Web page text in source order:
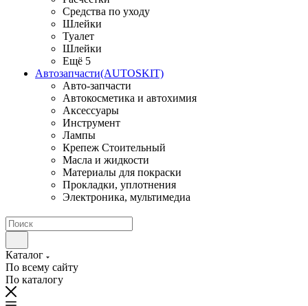
Средства по уходу
Шлейки
Туалет
Шлейки
Ещё 5
Автозапчасти(AUTOSKIT)
Авто-запчасти
Автокосметика и автохимия
Аксессуары
Инструмент
Лампы
Крепеж Стоительный
Масла и жидкости
Материалы для покраски
Прокладки, уплотнения
Электроника, мультимедиа
Каталог
По всему сайту
По каталогу